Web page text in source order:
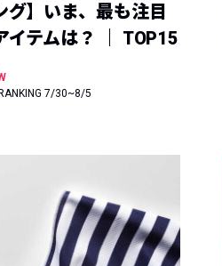
グ】いま、最も注目
イテムは？ ｜ TOP15
7/30~8/5